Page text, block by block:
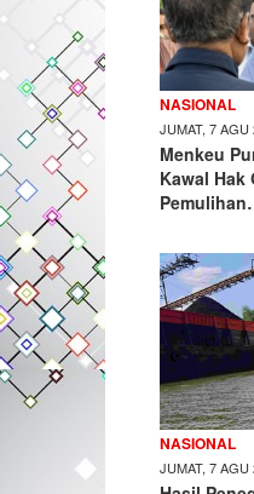
NASIONAL
JUMAT, 7 AGU
Menkeu
Kawal Hak
NASIONAL
JUMAT, 7 AGU